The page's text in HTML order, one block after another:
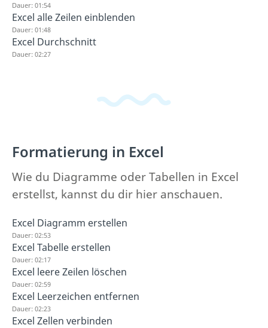
Dauer: 01:54
Excel alle Zeilen einblenden
Dauer: 01:48
Excel Durchschnitt
Dauer: 02:27
Formatierung in Excel
Wie du Diagramme oder Tabellen in Excel
erstellst, kannst du dir hier anschauen.
Excel Diagramm erstellen
Dauer: 02:53
Excel Tabelle erstellen
Dauer: 02:17
Excel leere Zeilen löschen
Dauer: 02:59
Excel Leerzeichen entfernen
Dauer: 02:23
Excel Zellen verbinden